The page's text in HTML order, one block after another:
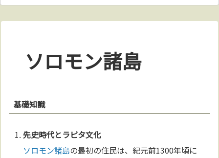
ソロモン諸島
基礎知識
先史時代とラピタ文化
ソロモン諸島の最初の住民は、紀元前1300年頃に